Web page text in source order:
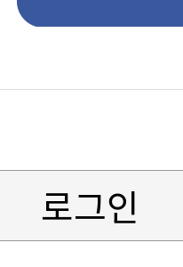
로그인